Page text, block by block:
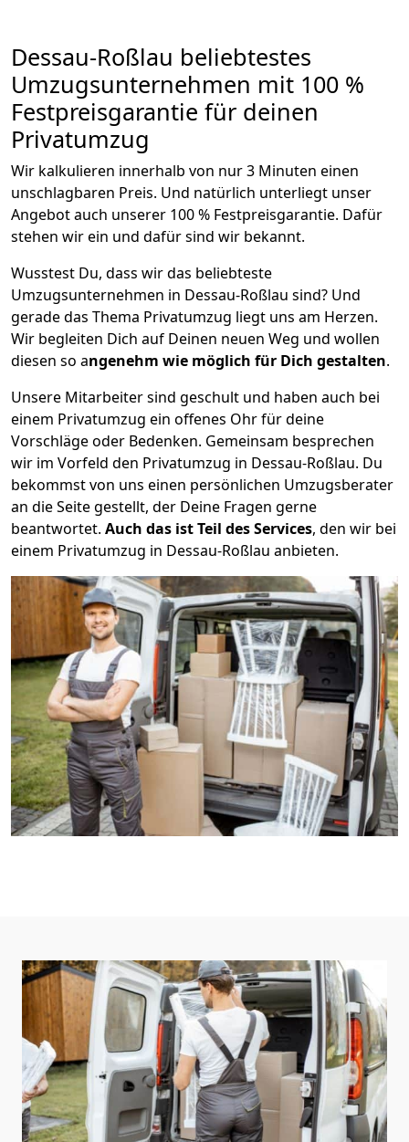
Dessau-Roßlau beliebtestes
Umzugsunternehmen mit 100 %
Festpreisgarantie für deinen
Privatumzug
Wir kalkulieren innerhalb von nur 3 Minuten einen
unschlagbaren Preis. Und natürlich unterliegt unser
Angebot auch unserer 100 % Festpreisgarantie. Dafür
stehen wir ein und dafür sind wir bekannt.
Wusstest Du, dass wir das beliebteste
Umzugsunternehmen in Dessau-Roßlau sind? Und
gerade das Thema Privatumzug liegt uns am Herzen.
Wir begleiten Dich auf Deinen neuen Weg und wollen
diesen so angenehm wie möglich für Dich gestalten.
Unsere Mitarbeiter sind geschult und haben auch bei
einem Privatumzug ein offenes Ohr für deine
Vorschläge oder Bedenken. Gemeinsam besprechen
wir im Vorfeld den Privatumzug in Dessau-Roßlau. Du
bekommst von uns einen persönlichen Umzugsberater
an die Seite gestellt, der Deine Fragen gerne
beantwortet. Auch das ist Teil des Services, den wir bei
einem Privatumzug in Dessau-Roßlau anbieten.